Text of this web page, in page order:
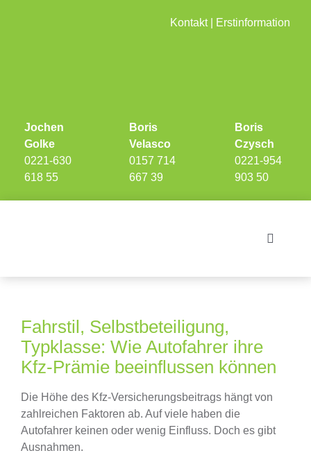
Jochen
Golke
0221-630
618 55
Boris
Velasco
0157 714
667 39
Boris
Czysch
0221-954
903 50
Kontakt| Erstinformation
Toggle
Investments
Finanzierung
Altersvorsorge
Absicherungen
Fahrstil, Selbstbeteiligung,
Typklasse: Wie Autofahrer ihre
Kfz-Prämie beeinflussen können
Die Höhe des Kfz-Versicherungsbeitrags hängt von
zahlreichen Faktoren ab. Auf viele haben die
Autofahrer keinen oder wenig Einfluss. Doch es gibt
Ausnahmen.